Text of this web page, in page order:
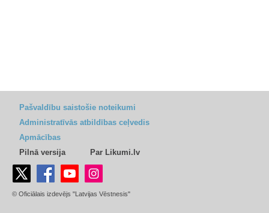
Pašvaldību saistošie noteikumi
Administratīvās atbildības ceļvedis
Apmācības
Pilnā versija
Par Likumi.lv
© Oficiālais izdevējs "Latvijas Vēstnesis"